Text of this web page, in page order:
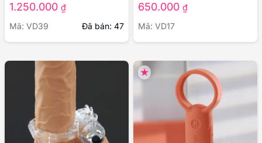
1.250.000 ₫
Mã: VD39
Đã bán: 47
650.000 ₫
Mã: VD17